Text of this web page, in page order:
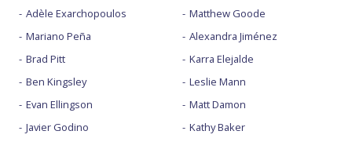
Adèle Exarchopoulos
Mariano Peña
Brad Pitt
Ben Kingsley
Evan Ellingson
Javier Godino
Matthew Goode
Alexandra Jiménez
Karra Elejalde
Leslie Mann
Matt Damon
Kathy Baker